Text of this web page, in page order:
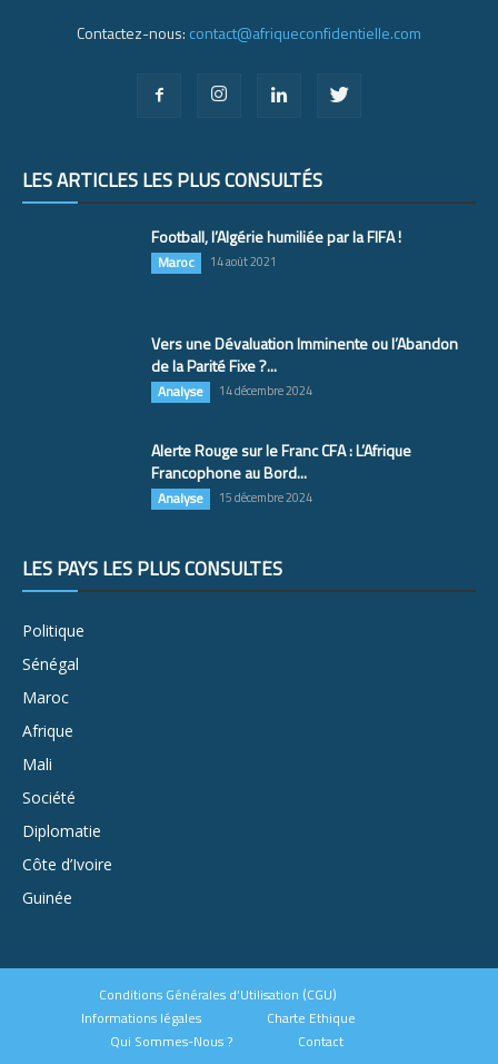
Contactez-nous: contact@afriqueconfidentielle.com
LES ARTICLES LES PLUS CONSULTÉS
Football, l’Algérie humiliée par la FIFA !
Maroc 14 août 2021
Vers une Dévaluation Imminente ou l’Abandon
de la Parité Fixe ?...
Analyse 14 décembre 2024
Alerte Rouge sur le Franc CFA : L’Afrique
Francophone au Bord...
Analyse 15 décembre 2024
LES PAYS LES PLUS CONSULTÉS
Politique
Sénégal
Maroc
Afrique
Mali
Société
Diplomatie
Côte d’Ivoire
Guinée
Conditions Générales d’Utilisation (CGU)
Informations légales
Charte Ethique
Qui Sommes-Nous ?
Contact